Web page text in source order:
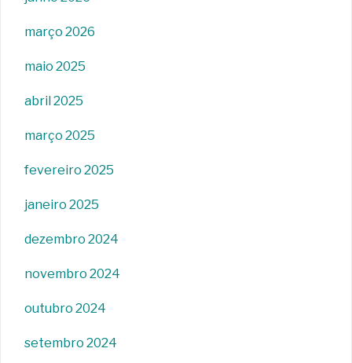
março 2026
maio 2025
abril 2025
março 2025
fevereiro 2025
janeiro 2025
dezembro 2024
novembro 2024
outubro 2024
setembro 2024